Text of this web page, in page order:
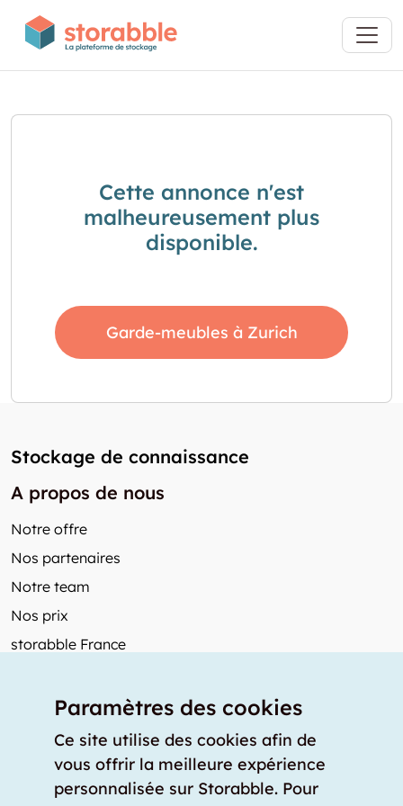
Cette annonce n'est
malheureusement plus
disponible.
Garde-meubles à Zurich
Stockage de connaissance
A propos de nous
Notre offre
Nos partenaires
Notre team
Nos prix
storabble France
Articles de presse
Comment calculer la capacité d'un garde-meuble?
Quel est le tarif moyen d'un garde-meuble?
Paramètres des cookies
Ce site utilise des cookies afin de
vous offrir la meilleure expérience
personnalisée sur Storabble. Pour